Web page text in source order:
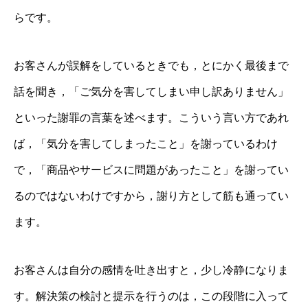
らです。
お客さんが誤解をしているときでも，とにかく最後まで
話を聞き，「ご気分を害してしまい申し訳ありません」
といった謝罪の言葉を述べます。こういう言い方であれ
ば，「気分を害してしまったこと」を謝っているわけ
で，「商品やサービスに問題があったこと」を謝ってい
るのではないわけですから，謝り方として筋も通ってい
ます。
お客さんは自分の感情を吐き出すと，少し冷静になりま
す。解決策の検討と提示を行うのは，この段階に入って